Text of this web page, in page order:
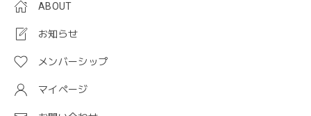
ABOUT
お知らせ
メンバーシップ
マイページ